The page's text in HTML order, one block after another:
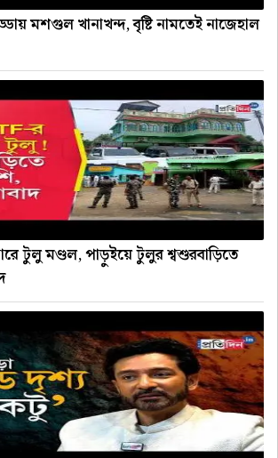
মশগুল খানাখন্দ, বৃষ্টি নামতেই নাজেহাল
টুলু মণ্ডল, পাড়ুইয়ে টুলুর শ্বশুরবাড়িতে